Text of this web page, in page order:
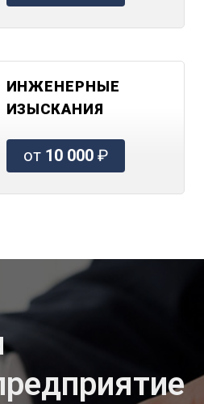
ИНЖЕНЕРНЫЕ
ИЗЫСКАНИЯ
от 10 000₽